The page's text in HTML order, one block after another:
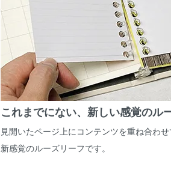
これまでにない、新しい感覚のル
見開いたページ上にコンテンツを重ね合わ
新感覚のルーズリーフです。